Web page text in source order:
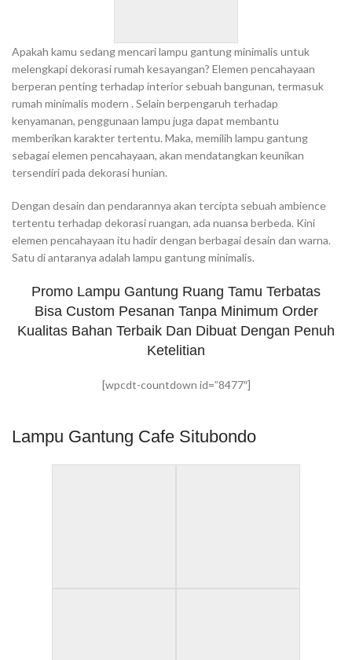
Apakah kamu sedang mencari lampu gantung minimalis untuk
melengkapi dekorasi rumah kesayangan? Elemen pencahayaan
berperan penting terhadap interior sebuah bangunan, termasuk
rumah minimalis modern . Selain berpengaruh terhadap
kenyamanan, penggunaan lampu juga dapat membantu
memberikan karakter tertentu. Maka, memilih lampu gantung
sebagai elemen pencahayaan, akan mendatangkan keunikan
tersendiri pada dekorasi hunian.
Dengan desain dan pendarannya akan tercipta sebuah ambience
tertentu terhadap dekorasi ruangan, ada nuansa berbeda. Kini
elemen pencahayaan itu hadir dengan berbagai desain dan warna.
Satu di antaranya adalah lampu gantung minimalis.
Promo Lampu Gantung Ruang Tamu Terbatas
Bisa Custom Pesanan Tanpa Minimum Order
Kualitas Bahan Terbaik Dan Dibuat Dengan Penuh
Ketelitian
[wpcdt-countdown id=”8477″]
Lampu Gantung Cafe Situbondo